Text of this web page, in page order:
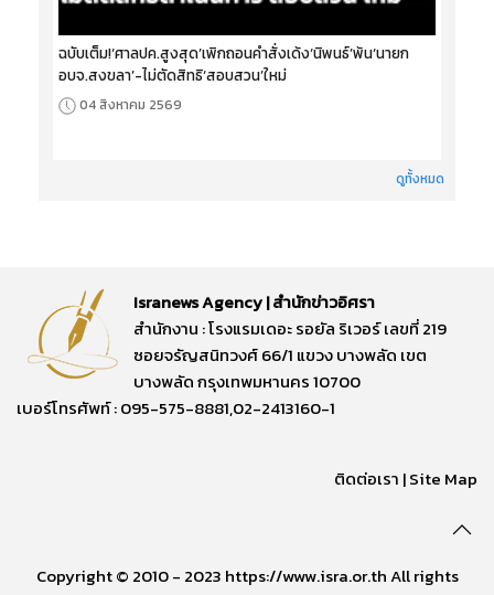
ฉบับเต็ม!‘ศาลปค.สูงสุด’เพิกถอนคำสั่งเด้ง‘นิพนธ์’พ้น‘นายก
อบจ.สงขลา’-ไม่ตัดสิทธิ‘สอบสวน’ใหม่
04 สิงหาคม 2569
ดูทั้งหมด
Isranews Agency | สำนักข่าวอิศรา
สำนักงาน : โรงแรมเดอะ รอยัล ริเวอร์ เลขที่ 219
ซอยจรัญสนิทวงศ์ 66/1 แขวง บางพลัด เขต
บางพลัด กรุงเทพมหานคร 10700
เบอร์โทรศัพท์ : 095-575-8881,02-2413160-1
ติดต่อเรา |Site Map
Copyright © 2010 - 2023 https://www.isra.or.th All rights